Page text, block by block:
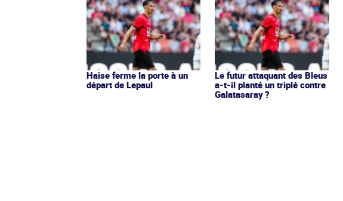
Haise ferme la porte à un
départ de Lepaul
Le futur attaquant des Bleus
a-t-il planté un triplé contre
Galatasaray ?